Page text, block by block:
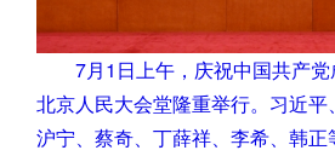
7月1日上午，庆祝中国共产
北京人民大会堂隆重举行。习近
沪宁、蔡奇、丁薛祥、李希、韩